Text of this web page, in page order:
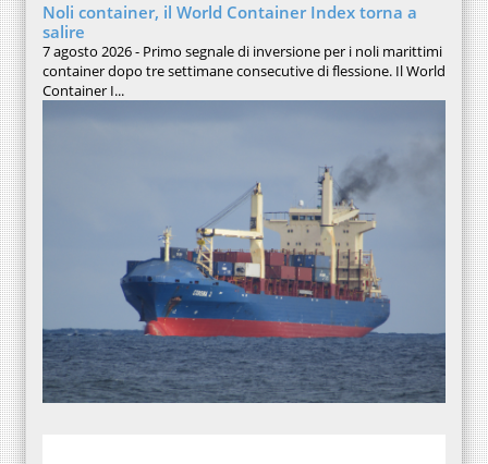
Noli container, il World Container Index torna a
salire
7 agosto 2026 - Primo segnale di inversione per i noli marittimi
container dopo tre settimane consecutive di flessione. Il World
Container I...